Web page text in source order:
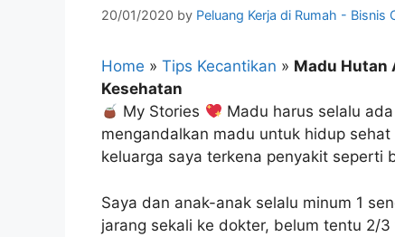
20/01/2020 by Peluang Kerja di Rumah - Bisnis
Home » Tips Kecantikan » Madu Hutan
Kesehatan
My Stories
Madu harus selalu
mengandalkan madu untuk hidup
keluarga saya terkena penyakit seperti
Saya dan anak-anak selalu minum 1
jarang sekali ke dokter, belum tentu 2/